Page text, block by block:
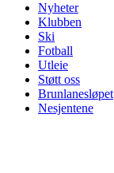
Nyheter
Klubben
Ski
Fotball
Utleie
Støtt oss
Brunlanesløpet
Nesjentene